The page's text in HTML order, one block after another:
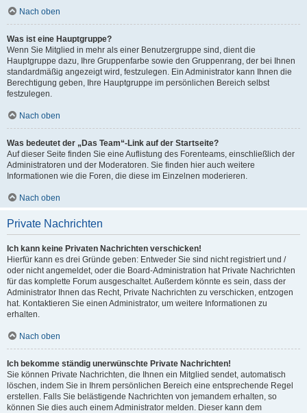
Nach oben
Was ist eine Hauptgruppe?
Wenn Sie Mitglied in mehr als einer Benutzergruppe sind, dient die
Hauptgruppe dazu, Ihre Gruppenfarbe sowie den Gruppenrang, der bei Ihnen
standardmäßig angezeigt wird, festzulegen. Ein Administrator kann Ihnen die
Berechtigung geben, Ihre Hauptgruppe im persönlichen Bereich selbst
festzulegen.
Nach oben
Was bedeutet der „Das Team“-Link auf der Startseite?
Auf dieser Seite finden Sie eine Auflistung des Forenteams, einschließlich der
Administratoren und der Moderatoren. Sie finden hier auch weitere
Informationen wie die Foren, die diese im Einzelnen moderieren.
Nach oben
Private Nachrichten
Ich kann keine Privaten Nachrichten verschicken!
Hierfür kann es drei Gründe geben: Entweder Sie sind nicht registriert und /
oder nicht angemeldet, oder die Board-Administration hat Private Nachrichten
für das komplette Forum ausgeschaltet. Außerdem könnte es sein, dass der
Administrator Ihnen das Recht, Private Nachrichten zu verschicken, entzogen
hat. Kontaktieren Sie einen Administrator, um weitere Informationen zu
erhalten.
Nach oben
Ich bekomme ständig unerwünschte Private Nachrichten!
Sie können Private Nachrichten, die Ihnen ein Mitglied sendet, automatisch
löschen, indem Sie in Ihrem persönlichen Bereich eine entsprechende Regel
erstellen. Falls Sie belästigende Nachrichten von jemandem erhalten, so
können Sie dies auch einem Administrator melden. Dieser kann dem